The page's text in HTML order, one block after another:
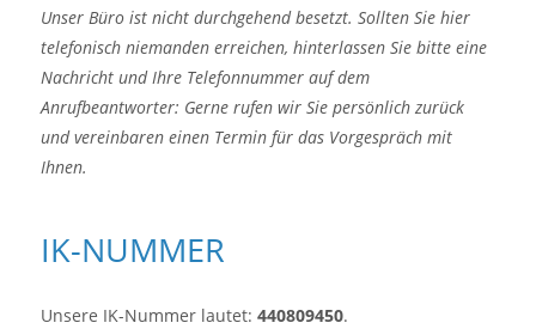
Unser Büro ist nicht durchgehend besetzt. Sollten Sie hier
telefonisch niemanden erreichen, hinterlassen Sie bitte eine
Nachricht und Ihre Telefonnummer auf dem
Anrufbeantworter: Gerne rufen wir Sie persönlich zurück
und vereinbaren einen Termin für das Vorgespräch mit
Ihnen.
IK-NUMMER
Unsere IK-Nummer lautet: 440809450.